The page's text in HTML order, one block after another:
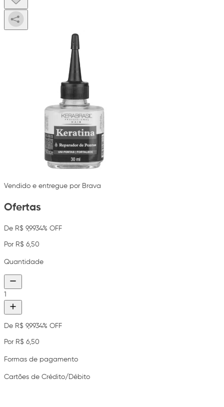
Vendido e entregue por Brava
Ofertas
De R$ 9,9934% OFF
Por R$ 6,50
Quantidade
1
De R$ 9,9934% OFF
Por R$ 6,50
Formas de pagamento
Cartões de Crédito/Débito